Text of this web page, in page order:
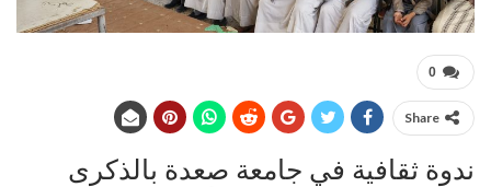
0
Share
ندوة ثقافية في جامعة صعدة بالذكرى